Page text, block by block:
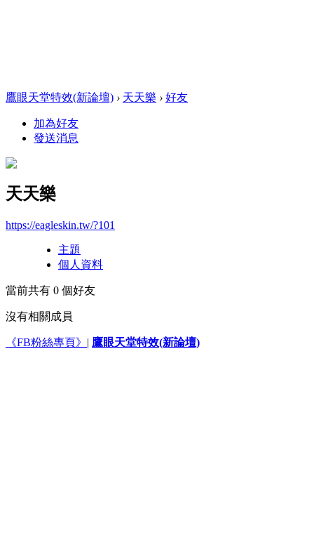
鷹眼天堂特效(新論壇) › 天天樂 › 好友
加為好友
發送消息
天天樂
https://eagleskin.tw/?101
主題
個人資料
當前共有 0 個好友
沒有相關成員
《FB粉絲專頁》 | 鷹眼天堂特效(新論壇)